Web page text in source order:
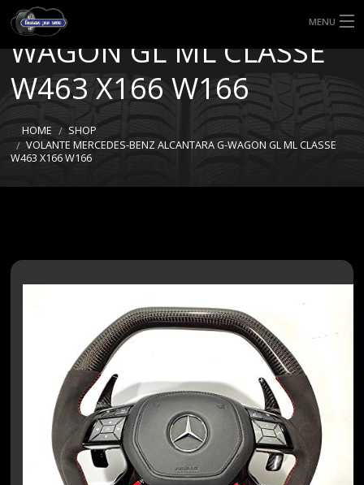
MENU
HOME
TIPI DI GOMME
MISURE GOMME
BENZ ALCANTARA G-
WAGON GL ML CLASSE
W463 X166 W166
HOME
SHOP
VOLANTE MERCEDES-BENZ ALCANTARA G-WAGON GL ML CLASSE
W463 X166 W166